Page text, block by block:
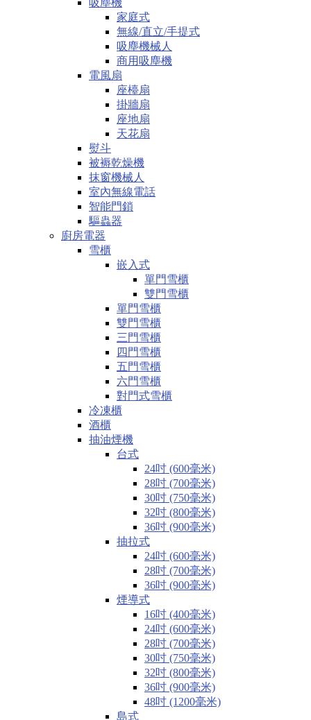
家庭式
無線/直立/手提式
吸塵機械人
商用吸塵機
電風扇
座檯扇
掛牆扇
座地扇
天花扇
熨斗
被褥乾燥機
抹窗機械人
室內無線電話
智能門鎖
驅蟲器
廚房電器
雪櫃
嵌入式
單門雪櫃
雙門雪櫃
單門雪櫃
雙門雪櫃
三門雪櫃
四門雪櫃
五門雪櫃
六門雪櫃
對門式雪櫃
冷凍櫃
酒櫃
抽油煙機
台式
24吋 (600毫米)
28吋 (700毫米)
30吋 (750毫米)
32吋 (800毫米)
36吋 (900毫米)
抽拉式
24吋 (600毫米)
28吋 (700毫米)
36吋 (900毫米)
煙導式
16吋 (400毫米)
24吋 (600毫米)
28吋 (700毫米)
30吋 (750毫米)
32吋 (800毫米)
36吋 (900毫米)
48吋 (1200毫米)
島式